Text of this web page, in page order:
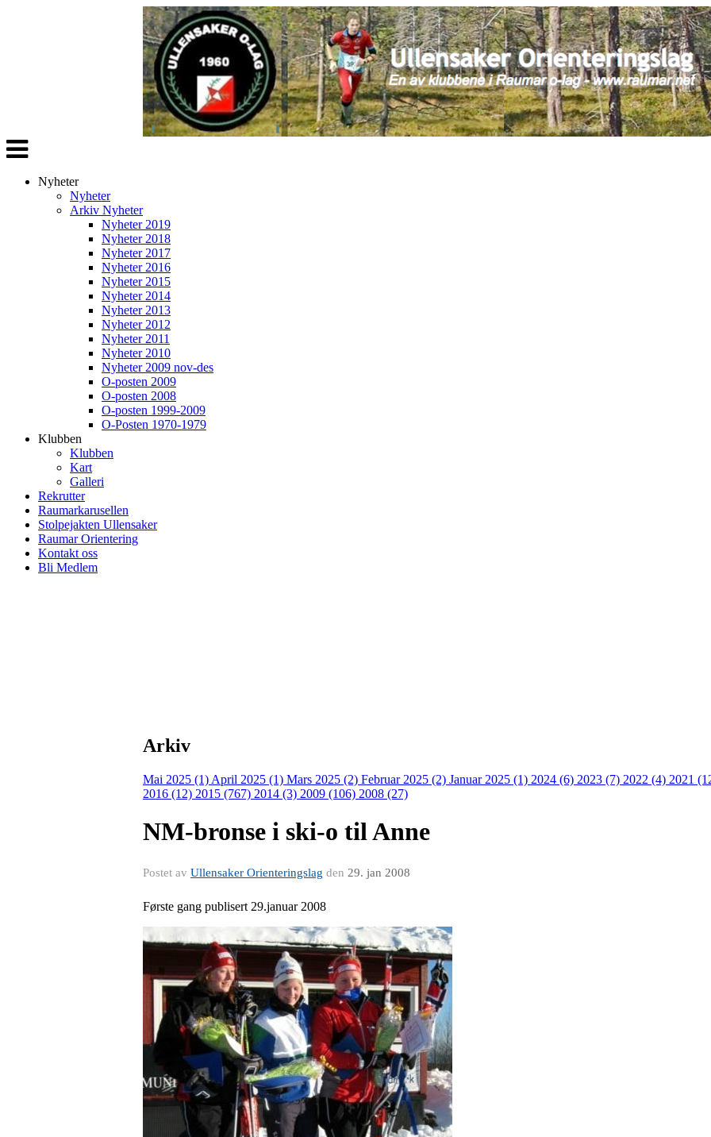
Veksle
navigasjon
Nyheter
Nyheter
Arkiv Nyheter
Nyheter 2019
Nyheter 2018
Nyheter 2017
Nyheter 2016
Nyheter 2015
Nyheter 2014
Nyheter 2013
Nyheter 2012
Nyheter 2011
Nyheter 2010
Nyheter 2009 nov-des
O-posten 2009
O-posten 2008
O-posten 1999-2009
O-Posten 1970-1979
Klubben
Klubben
Kart
Galleri
Rekrutter
Raumarkarusellen
Stolpejakten Ullensaker
Raumar Orientering
Kontakt oss
Bli Medlem
Arkiv
Mai 2025 (1) April 2025 (1) Mars 2025 (2) Februar 2025 (2) Januar 2025 (1) 2024 (6) 2023 (7) 2022 (4) 2021
2016 (12) 2015 (767) 2014 (3) 2009 (106) 2008 (27)
NM-bronse i ski-o til Anne
Postet av Ullensaker Orienteringslag den 29. jan 2008
Første gang publisert 29.januar 2008